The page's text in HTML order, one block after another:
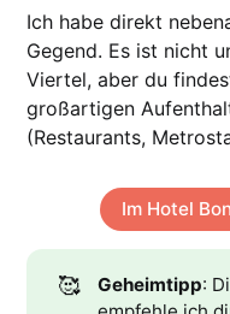
Ich habe direkt
Gegend. Es ist nicht
Viertel, aber du
großartigen
(Restaurants,
Im Hotel
🥰 Geheimtipp: